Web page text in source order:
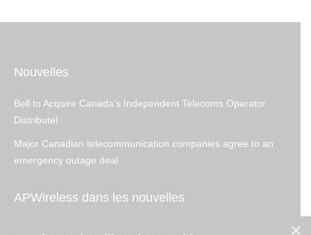
Nouvelles
Bell to Acquire Canada’s Independent Telecoms Operator
Distributel
Major Canadian telecommunication companies agree to an
emergency outage deal
APWireless dans les nouvelles
×